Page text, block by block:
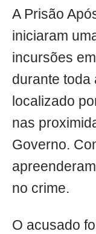
A Prisão
iniciaram
incursões
durante toda
localizado
nas
Governo.
no crime.
O acusado